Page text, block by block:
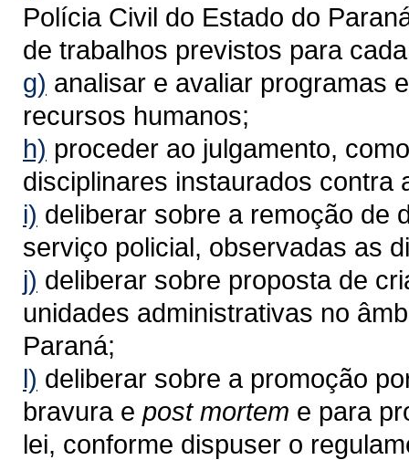
Polícia Civil do Estado do
de trabalhos previstos para
g) analisar e avaliar programas
recursos humanos;
h) proceder ao julgamento,
disciplinares instaurados contra
i) deliberar sobre a remoção de
serviço policial, observadas as
j) deliberar sobre proposta de
unidades administrativas no
Paraná;
l) deliberar sobre a promoção
bravura e post mortem e para
lei, conforme dispuser o